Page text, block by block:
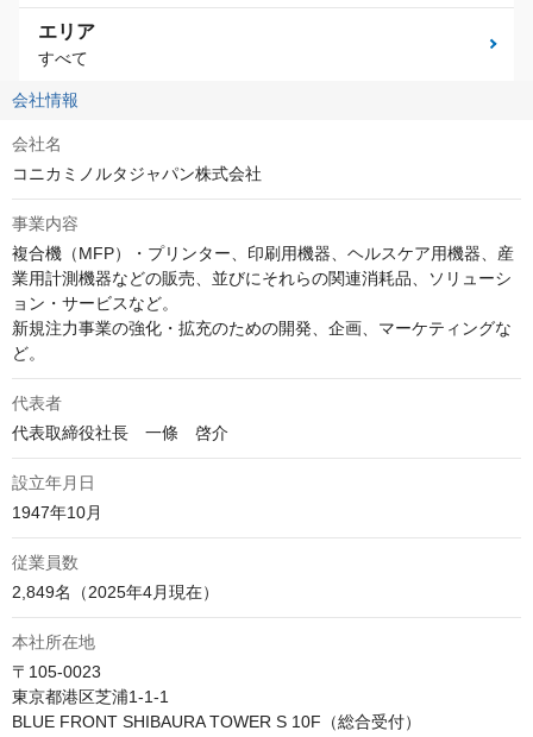
エリア
すべて
会社情報
会社名
コニカミノルタジャパン株式会社
事業内容
複合機（MFP）・プリンター、印刷用機器、ヘルスケア用機器、産
業用計測機器などの販売、並びにそれらの関連消耗品、ソリューシ
ョン・サービスなど。
新規注力事業の強化・拡充のための開発、企画、マーケティングな
ど。
代表者
代表取締役社長　一條　啓介
設立年月日
1947年10月
従業員数
2,849名（2025年4月現在）
本社所在地
〒105-0023
東京都港区芝浦1-1-1
BLUE FRONT SHIBAURA TOWER S 10F（総合受付）